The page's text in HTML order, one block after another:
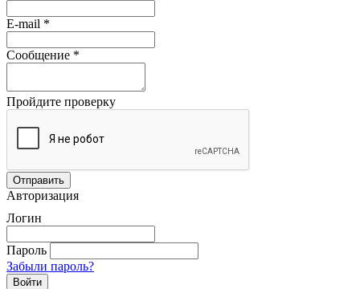
E-mail *
Сообщение *
Пройдите проверку
Авторизация
Логин
Пароль
Забыли пароль?